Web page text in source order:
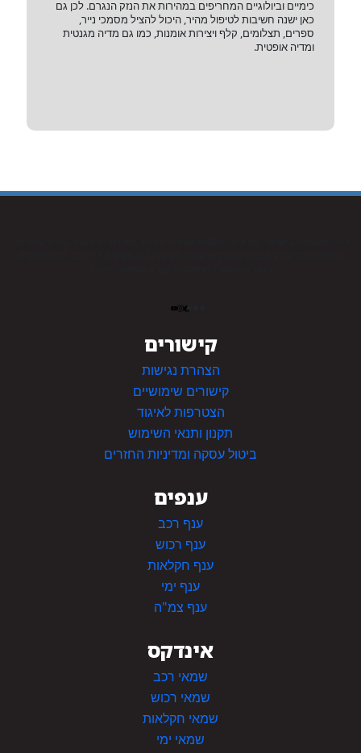
כימיים וביולוגיים המחריפים במהירות את הנזק הנגרם. לכן גם
כאן ישנה חשיבות לטיפול מהיר, היכול להציל מסמכי נייר,
ספרים, תצלומים, קלף ויצירות אומנות, כמו גם מדיה מגנטית
ומדיה אופטית.
קישורים
הצהרת נגישות
קישורים שימושיים
הצטרפות לאיגוד
תקנון ותנאי השימוש
ביטול עסקה ומדיניות החזרים
ענפים
ענף רכב
ענף רכוש
ענף חקלאות
ענף ימי
ענף צמ"ה
אינדקס
שמאי רכב
שמאי רכוש
שמאי חקלאות
שמאי ימי